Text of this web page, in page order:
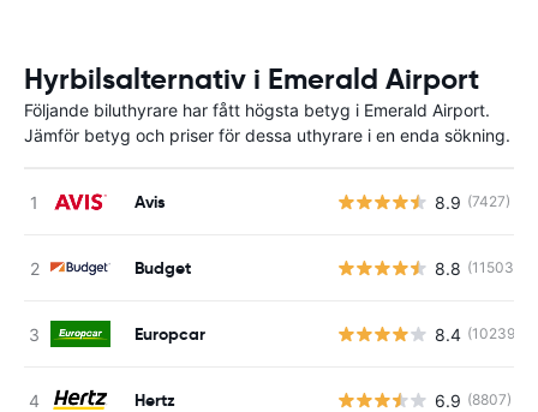
Hyrbilsalternativ i Emerald Airport
Följande biluthyrare har fått högsta betyg i Emerald Airport.
Jämför betyg och priser för dessa uthyrare i en enda sökning.
Avis 8.9 (7427)
Budget 8.8 (11503)
Europcar 8.4 (10239)
Hertz 6.9 (8807)